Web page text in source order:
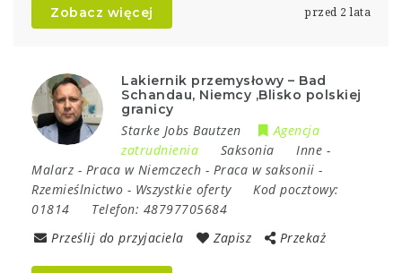
Zobacz więcej przed 2 lata
Lakiernik przemysłowy – Bad
Schandau, Niemcy ,Blisko polskiej
granicy
Starke Jobs Bautzen
Agencja
zatrudnienia
Saksonia Inne -
Malarz - Praca w Niemczech - Praca w saksonii -
Rzemieślnictwo - Wszystkie oferty
Kod pocztowy:
01814
Telefon: 48797705684
Prześlij do przyjaciela
Zapisz Przekaż